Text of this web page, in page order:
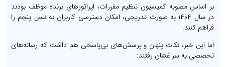
بر اساس مصوبه کمیسیون تنظیم مقررات، اپراتورهای برنده موظف بودند
در سال ۱۴۰۴ به صورت تدریجی، امکان دسترسی کاربران به نسل پنجم را
فراهم کنند.
اما این خبر، نکات پنهان و پرسش‌های بی‌پاسخی هم داشت که رسانه‌های
تخصصی به سراغشان رفتند: